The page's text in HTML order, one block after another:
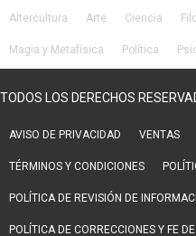
Altercultura Arte Ciencia
Magia y Metafísica Política
TODOS LOS DERECHOS
AVISO DE PRIVACIDAD VENTAS
TÉRMINOS Y CONDICIONES
POLÍTICA DE REVISIÓN DE
POLÍTICA DE CORRECCIONES Y FE